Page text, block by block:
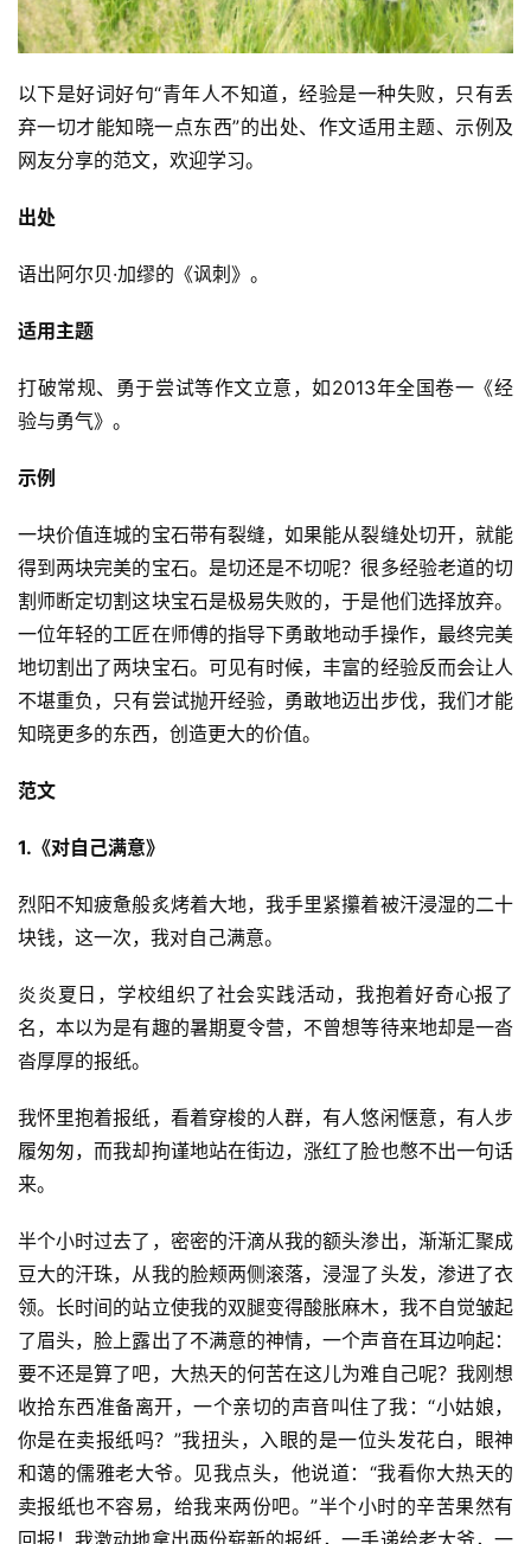
以下是好词好句“青年人不知道，经验是一种失败，只有丢
弃一切才能知晓一点东西”的出处、作文适用主题、示例及
网友分享的范文，欢迎学习。
出处
语出阿尔贝·加缪的《讽刺》。
适用主题
打破常规、勇于尝试等作文立意，如2013年全国卷一《经
验与勇气》。
示例
一块价值连城的宝石带有裂缝，如果能从裂缝处切开，就能
得到两块完美的宝石。是切还是不切呢？很多经验老道的切
割师断定切割这块宝石是极易失败的，于是他们选择放弃。
一位年轻的工匠在师傅的指导下勇敢地动手操作，最终完美
地切割出了两块宝石。可见有时候，丰富的经验反而会让人
不堪重负，只有尝试抛开经验，勇敢地迈出步伐，我们才能
知晓更多的东西，创造更大的价值。
范文
1.《对自己满意》
烈阳不知疲惫般炙烤着大地，我手里紧攥着被汗浸湿的二十
块钱，这一次，我对自己满意。
炎炎夏日，学校组织了社会实践活动，我抱着好奇心报了
名，本以为是有趣的暑期夏令营，不曾想等待来地却是一沓
沓厚厚的报纸。
我怀里抱着报纸，看着穿梭的人群，有人悠闲惬意，有人步
履匆匆，而我却拘谨地站在街边，涨红了脸也憋不出一句话
来。
半个小时过去了，密密的汗滴从我的额头渗出，渐渐汇聚成
豆大的汗珠，从我的脸颊两侧滚落，浸湿了头发，渗进了衣
领。长时间的站立使我的双腿变得酸胀麻木，我不自觉皱起
了眉头，脸上露出了不满意的神情，一个声音在耳边响起：
要不还是算了吧，大热天的何苦在这儿为难自己呢？我刚想
收拾东西准备离开，一个亲切的声音叫住了我：“小姑娘，
你是在卖报纸吗？”我扭头，入眼的是一位头发花白，眼神
和蔼的儒雅老大爷。见我点头，他说道：“我看你大热天的
卖报纸也不容易，给我来两份吧。”半个小时的辛苦果然有
回报！我激动地拿出两份崭新的报纸，一手递给老大爷，一